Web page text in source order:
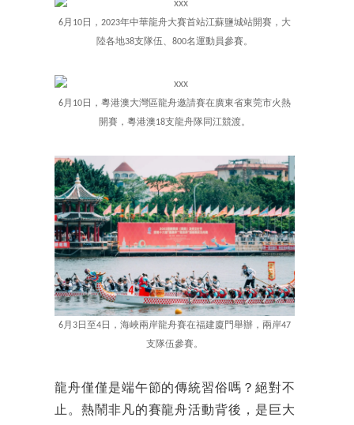
6月10日，2023年中華龍舟大賽首站江蘇鹽城站開賽，大
陸各地38支隊伍、800名運動員參賽。
6月10日，粵港澳大灣區龍舟邀請賽在廣東省東莞市火熱
開賽，粵港澳18支龍舟隊同江競渡。
6月3日至4日，海峽兩岸龍舟賽在福建廈門舉辦，兩岸47
支隊伍參賽。
龍舟僅僅是端午節的傳統習俗嗎？絕對不
止。熱鬧非凡的賽龍舟活動背後，是巨大